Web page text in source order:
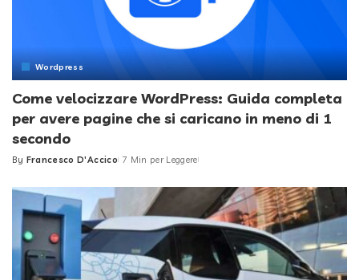
Wordpress
Come velocizzare WordPress: Guida completa
per avere pagine che si caricano in meno di 1
secondo
Posted
By Francesco D'Accico 7 Min per Leggere